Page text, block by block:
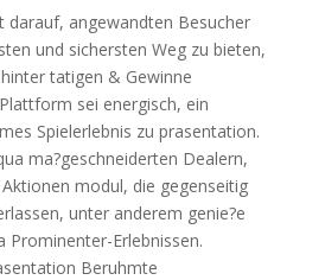
darauf, angewandten Besucher
und sichersten Weg zu bieten,
tatigen & Gewinne
sei energisch, ein
Spielerlebnis zu prasentation.
ma?geschneiderten Dealern,
modul, die gegenseitig
unter anderem genie?e
Prominenter-Erlebnissen.
Beruhmte